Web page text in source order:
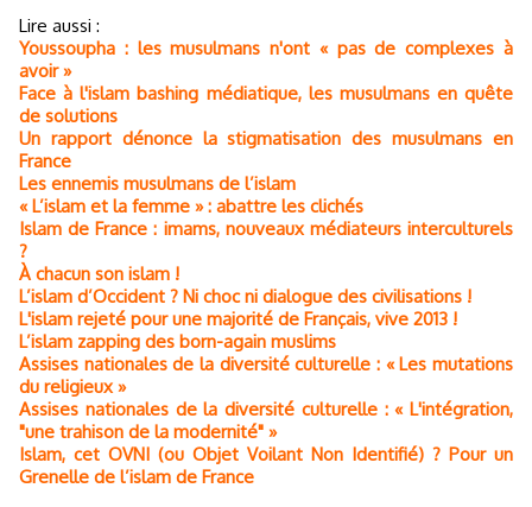
Lire aussi :
Youssoupha : les musulmans n'ont « pas de complexes à
avoir »
Face à l'islam bashing médiatique, les musulmans en quête
de solutions
Un rapport dénonce la stigmatisation des musulmans en
France
Les ennemis musulmans de l’islam
« L’islam et la femme » : abattre les clichés
Islam de France : imams, nouveaux médiateurs interculturels
?
À chacun son islam !
L’islam d’Occident ? Ni choc ni dialogue des civilisations !
L'islam rejeté pour une majorité de Français, vive 2013 !
L’islam zapping des born-again muslims
Assises nationales de la diversité culturelle : « Les mutations
du religieux »
Assises nationales de la diversité culturelle : « L'intégration,
"une trahison de la modernité" »
Islam, cet OVNI (ou Objet Voilant Non Identifié) ? Pour un
Grenelle de l’islam de France